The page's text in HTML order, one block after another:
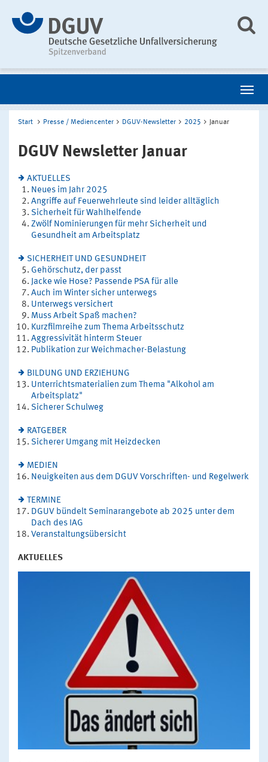
Start Presse / Mediencenter DGUV-Newsletter 2025 Januar
DGUV Newsletter Januar
AKTUELLES
Neues im Jahr 2025
Angriffe auf Feuerwehrleute sind leider alltäglich
Sicherheit für Wahlhelfende
Zwölf Nominierungen für mehr Sicherheit und
Gesundheit am Arbeitsplatz
SICHERHEIT UND GESUNDHEIT
Gehörschutz, der passt
Jacke wie Hose? Passende PSA für alle
Auch im Winter sicher unterwegs
Unterwegs versichert
Muss Arbeit Spaß machen?
Kurzfilmreihe zum Thema Arbeitsschutz
Aggressivität hinterm Steuer
Publikation zur Weichmacher-Belastung
BILDUNG UND ERZIEHUNG
Unterrichtsmaterialien zum Thema "Alkohol am
Arbeitsplatz"
Sicherer Schulweg
RATGEBER
Sicherer Umgang mit Heizdecken
MEDIEN
Neuigkeiten aus dem DGUV Vorschriften- und Regelwerk
TERMINE
DGUV bündelt Seminarangebote ab 2025 unter dem
Dach des IAG
Veranstaltungsübersicht
AKTUELLES